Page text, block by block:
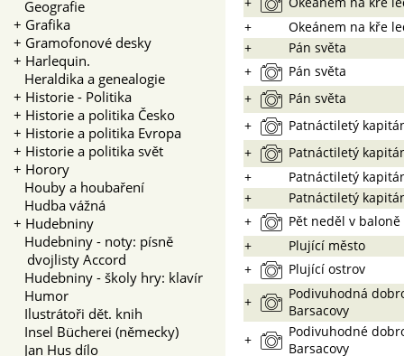
Geografie
+ Grafika
+ Gramofonové desky
+ Harlequin.
Heraldika a genealogie
+ Historie - Politika
+ Historie a politika Česko
+ Historie a politika Evropa
+ Historie a politika svět
+ Horory
Houby a houbaření
Hudba vážná
+ Hudebniny
Hudebniny - noty: písně
dvojlisty Accord
Hudebniny - školy hry: klavír
Humor
Ilustrátoři dět. knih
Insel Bücherei (německy)
Jan Hus dílo
+
Okeánem na kře
+
Pán světa
+
Pán světa
+
Pán světa
+
Patnáctiletý
+
Patnáctiletý
+
Patnáctiletý
+
Patnáctiletý
+
Pět neděl v baloně
+
Plující město
+
Plující ostrov
+
Podivuhodná
Barsacovy
+
Podivuhodné
Barsacovy